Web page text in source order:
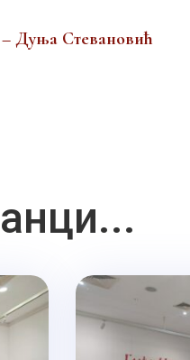
Дуња Стевановић